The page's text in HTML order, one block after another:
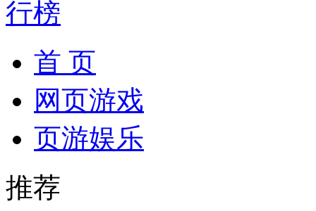
首 页
网页游戏
页游娱乐
推荐